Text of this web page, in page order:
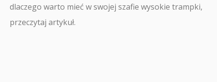
dlaczego warto mieć w swojej szafie wysokie trampki,
przeczytaj artykuł.